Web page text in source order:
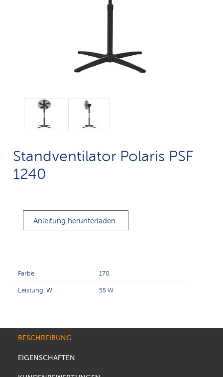
Standventilator Polaris PSF
1240
Anleitung herunterladen
Farbe 170
Leistung, W 55 W
BESCHREIBUNG
EIGENSCHAFTEN